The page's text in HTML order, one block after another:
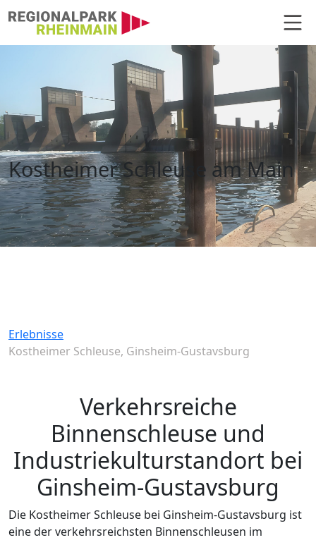
Kostheimer Schleuse, Ginsheim-
Hauptnavigation
Kostheimer Schleuse am Main
Erlebnisse
Kostheimer Schleuse, Ginsheim-Gustavsburg
Verkehrsreiche
Binnenschleuse und
Industriekulturstandort bei
Ginsheim-Gustavsburg
Die Kostheimer Schleuse bei Ginsheim-Gustavsburg ist
eine der verkehrsreichsten Binnenschleusen im